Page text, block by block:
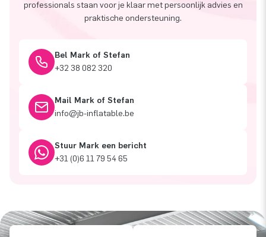
professionals staan voor je klaar met persoonlijk advies en
praktische ondersteuning.
Bel Mark of Stefan
+32 38 082 320
Mail Mark of Stefan
info@jb-inflatable.be
Stuur Mark een bericht
+31 (0)6 11 79 54 65